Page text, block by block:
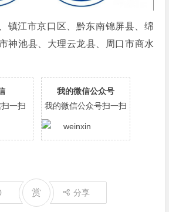
镇江市京口区、黔东南锦屏县、绵
神池县、大理云龙县、周口市商水
一扫
我的微信公众号
我的微信公众号扫一扫
赏 分享